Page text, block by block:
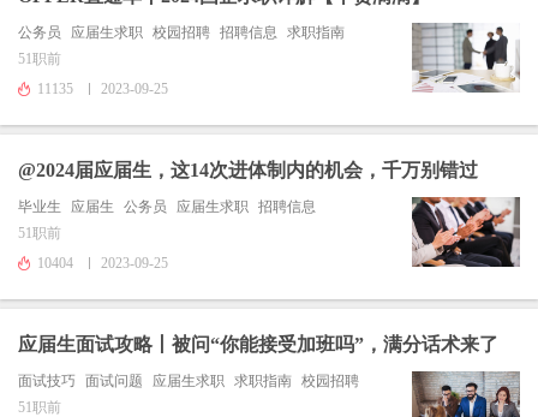
公务员 应届生求职 校园招聘 招聘信息
求职指南
51职前
11135
2023-09-25
@2024届应届生，这14次进体制内的机会，千万别错过
毕业生 应届生 公务员 应届生求职 招聘信息
51职前
10404
2023-09-25
应届生面试攻略丨被问“你能接受加班吗”，满分话术来了
面试技巧 面试问题 应届生求职 求职指南 校园招聘
51职前